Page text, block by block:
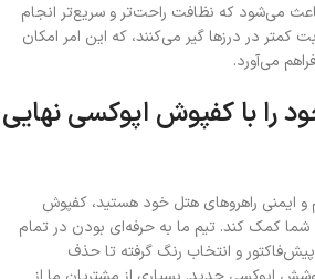
می‌شود که نظافت راحت‌تر و سریع‌تر انجام
کمتر در درزها گیر می‌کنند، که این امر امکان
می‌آورد.
را با کفپوش اپوکسی نهایی
و ایمنی راهروهای هتل خود هستید، کفپوش
شما کمک کند. تیم ما به حرفه‌ای بودن در تمام
و انتخاب رنگ گرفته تا حذف